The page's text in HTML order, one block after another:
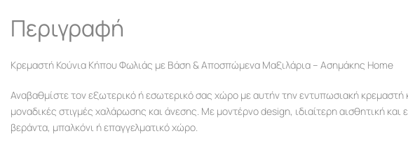
Περιγραφή
Κρεμαστή Κούνια Κήπου Φωλιάς με Βάση & Αποσπώμενα Μαξιλάρια – Ασημάκης Home
Αναβαθμίστε τον εξωτερικό ή εσωτερικό σας χώρο με αυτήν την εντυπωσιακή
μοναδικές στιγμές χαλάρωσης και άνεσης. Με μοντέρνο design, ιδιαίτερη αισθητική και
βεράντα, μπαλκόνι ή επαγγελματικό χώρο.